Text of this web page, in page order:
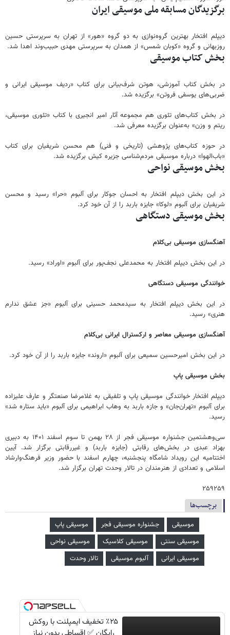
برگزیدگان مسابقه ملی موسیقی ایران
دیپلم افتخار بهترین گروه‌نوازی به دو گروه «هور» از تهران به سرپرستی حسین
روزبهانی و گروه «کوبان شمس» از همدان به سرپرستی مهدی حبیب‌وند اهدا شد.
بخش کتاب موسیقی
در بخش کتاب آموزشی، هوتن شرف‌بیانی برای کتاب «ردیف موسیقی ایرانی و
ضربی‌های یوسفی فروتن» برگزیده شد.
در بخش کتاب‌های تئوری هم مجموعه آثار امیر انجیری با کتاب «تئوری موسیقی،
ریتم و وزن» به‌عنوان برگزیده معرفی شد.
در حوزه کتاب‌های پژوهشی (تاریخی و فنی) هم محسن شریفیان برای کتاب
«باب‌الهوا» درباره موسیقی مردم‌شناسی جزیره کیش برگزیده شد.
بخش موسیقی نواحی
در این بخش دیپلم افتخار به احسان جوکار برای آلبوم «حرا» رسید و محسن
شریفیان برای آلبوم «لوکا» جایزه باربد را از آن خود کرد.
بخش موسیقی دستگاهی
آهنگسازی موسیقی بی‌کلام
در این بخش دیپلم افتخار به محمدعلی نجف‌پور برای آلبوم «اوراد» رسید.
خوانندگی موسیقی دستگاهی
در این بخش دیپلم افتخار به سیدمحمد حسینی برای آلبوم «جز عشق ندارم
هنری» رسید.
آهنگسازی موسیقی معاصر و ارکسترال ایرانی بی‌کلام
در این بخش امیرحسین سمیعی برای آلبوم «اروند» جایزه باربد را از آن خود کرد.
بخش موسیقی پاپ
دیپلم افتخار خوانندگی موسیقی پاپ و تلفیقی به غلامرضا صنعتگر و عارف علیزاده
برای آلبوم «تهران‌جان» و جازه باربد به وهاب ابراهیمی برای آلبوم «باید ستاره شد»
رسید.
سی‌وهشتمین جشنواره موسیقی فجر از ۲۸ بهمن تا سوم اسفند ۱۴۰۱ به دبیری
بهزاد عبدی در بخش‌های رقابتی (جایزه باربد) و غیررقابتی برگزار شد. آیین
اختتامیه این رویداد شامگاه پنجشنبه، چهارم اسفند با حضور وزیر فرهنگ‌وارشاد
اسلامی و تعدادی از هنرمندان در تالار وحدت تهران برگزار شد.
۲۵۹۲۵۹
برچسب‌ها
موسیقی جشنواره موسیقی فجر
موسیقی پاپ
موسیقی سنتی
موسیقی کلاسیک
موسیقی نواحی
موسیقی ایرانی
آلبوم موسیقی تالار وحدت
٪۲۵ تخفیف ایمپلنت با روکش